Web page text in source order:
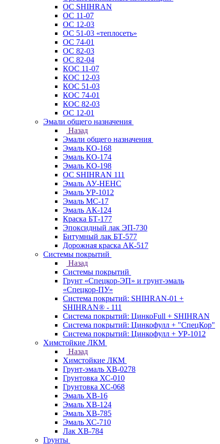
ОС SHIHRAN
ОС 11-07
ОС 12-03
ОС 51-03 «теплосеть»
ОС 74-01
ОС 82-03
ОС 82-04
КОС 11-07
КОС 12-03
КОС 51-03
КОС 74-01
КОС 82-03
ОС 12-01
Эмали общего назначения
Назад
Эмали общего назначения
Эмаль КО-168
Эмаль КО-174
Эмаль КО-198
ОС SHIHRAN 111
Эмаль АУ-НЕНС
Эмаль УР-1012
Эмаль МС-17
Эмаль АК-124
Краска БТ-177
Эпоксидный лак ЭП-730
Битумный лак БТ-577
Дорожная краска АК-517
Системы покрытий
Назад
Системы покрытий
Грунт «Спецкор-ЭП» и грунт-эмаль
«Спецкор-ПУ»
Система покрытий: SHIHRAN-01 +
SHIHRAN® - 111
Система покрытий: ЦинкоFull + SHIHRAN
Система покрытий: Цинкофулл + "СпецКор"
Система покрытий: Цинкофулл + УР-1012
Химстойкие ЛКМ
Назад
Химстойкие ЛКМ
Грунт-эмаль ХВ-0278
Грунтовка ХС-010
Грунтовка ХС-068
Эмаль ХВ-16
Эмаль ХВ-124
Эмаль ХВ-785
Эмаль ХС-710
Лак ХВ-784
Грунты